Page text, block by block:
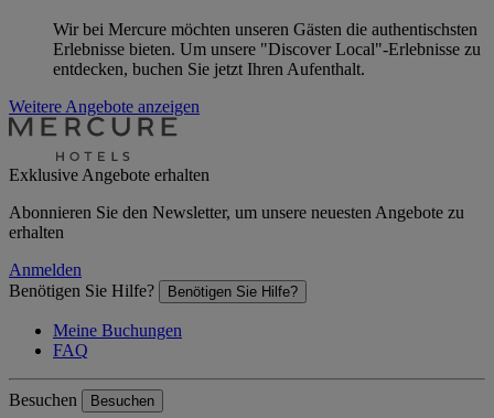
Wir bei Mercure möchten unseren Gästen die authentischsten
Erlebnisse bieten. Um unsere "Discover Local"-Erlebnisse zu
entdecken, buchen Sie jetzt Ihren Aufenthalt.
Weitere Angebote anzeigen
Exklusive Angebote erhalten
Abonnieren Sie den Newsletter, um unsere neuesten Angebote zu
erhalten
Anmelden
Benötigen Sie Hilfe?
Benötigen Sie Hilfe?
Meine Buchungen
FAQ
Besuchen Besuchen